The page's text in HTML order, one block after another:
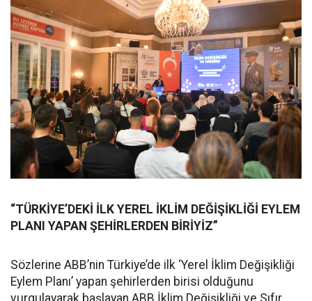
“TÜRKİYE’DEKİ İLK YEREL İKLİM DEĞİŞİKLİĞİ EYLEM
PLANI YAPAN ŞEHİRLERDEN BİRİYİZ”
Sözlerine ABB’nin Türkiye’de ilk ‘Yerel İklim Değişikliği
Eylem Planı’ yapan şehirlerden birisi olduğunu
vurgulayarak başlayan ABB İklim Değişikliği ve Sıfır